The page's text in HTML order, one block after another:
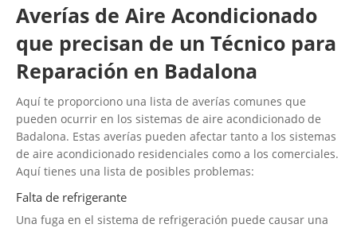
Averías de Aire Acondicionado
que precisan de un Técnico para
Reparación en Badalona
Aquí te proporciono una lista de averías comunes que
pueden ocurrir en los sistemas de aire acondicionado de
Badalona. Estas averías pueden afectar tanto a los sistemas
de aire acondicionado residenciales como a los comerciales.
Aquí tienes una lista de posibles problemas:
Falta de refrigerante
Una fuga en el sistema de refrigeración puede causar una